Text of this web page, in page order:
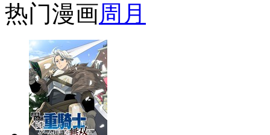
热门漫画周 月